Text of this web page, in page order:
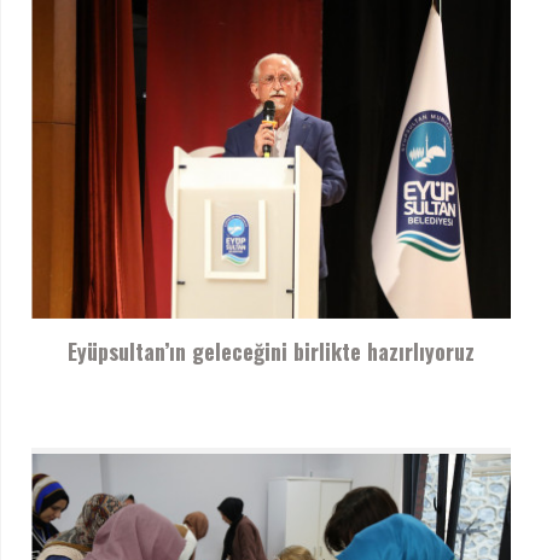
Eyüpsultan’ın geleceğini birlikte hazırlıyoruz